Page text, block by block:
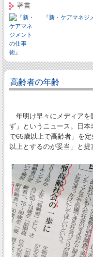
著書
『新・ケアマネジ
高齢者の年齢
年明け早々にメディアを
ず」というニュース。日
で65歳以上で高齢者」を
以上とするのが妥当」と提